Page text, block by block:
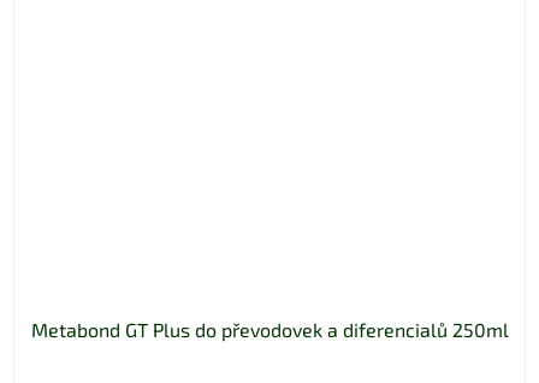
Metabond GT Plus do převodovek a diferencialů 250ml